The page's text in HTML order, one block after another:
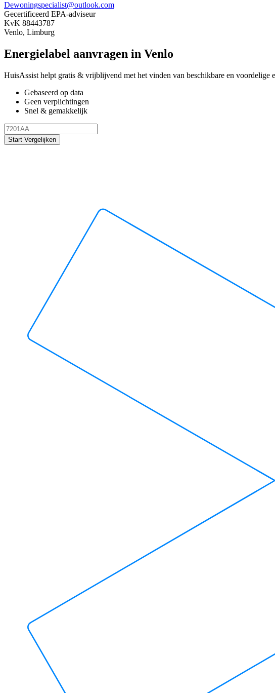
Dewoningspecialist@outlook.com
Gecertificeerd EPA-adviseur
KvK 88443787
Venlo, Limburg
Energielabel aanvragen in Venlo
HuisAssist helpt gratis & vrijblijvend met het vinden van beschikbare en
Gebaseerd op data
Geen verplichtingen
Snel & gemakkelijk
Start Vergelijken